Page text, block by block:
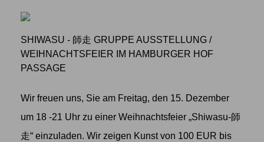
SHIWASU - 師走 GRUPPE AUSSTELLUNG /
WEIHNACHTSFEIER IM HAMBURGER HOF
PASSAGE
Wir freuen uns, Sie am Freitag, den 15. Dezember
um 18 -21 Uhr zu einer Weihnachtsfeier „Shiwasu-師
走“ einzuladen. Wir zeigen Kunst von 100 EUR bis